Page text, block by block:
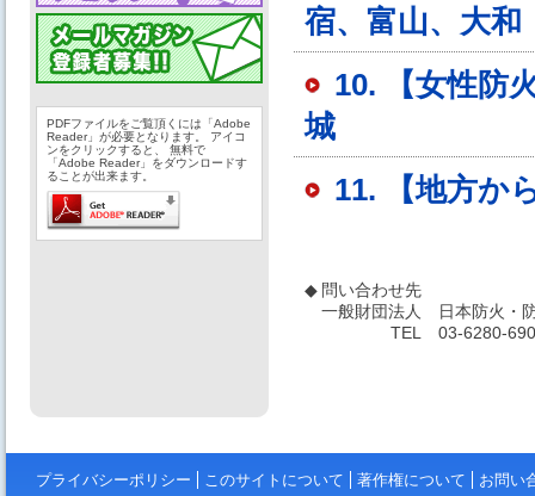
PDFファイルをご覧頂くには「Adobe
Reader」が必要となります。 アイコ
ンをクリックすると、 無料で
「Adobe Reader」をダウンロードす
ることが出来ます。
宿、富山、大和
10. 【女性防
城
11. 【地方か
◆ 問い合わせ先
一般財団法人
日本防火・
TEL
03-6280-
プライバシーポリシー このサイトについて 著作権について お問い